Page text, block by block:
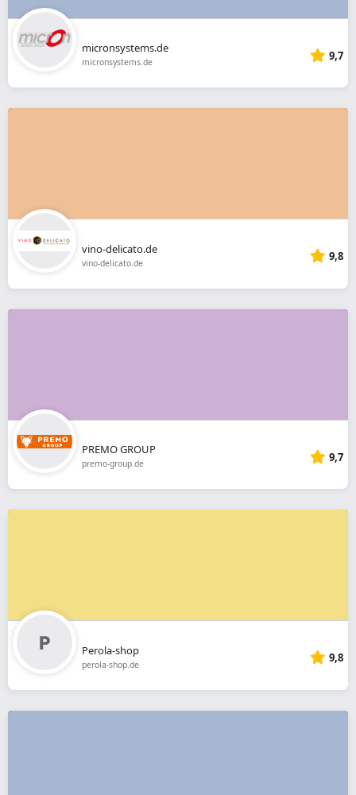
micronsystems.de
micronsystems.de 9,7
vino-delicato.de
vino-delicato.de 9,8
PREMO GROUP
premo-group.de 9,7
Perola-shop
perola-shop.de 9,8